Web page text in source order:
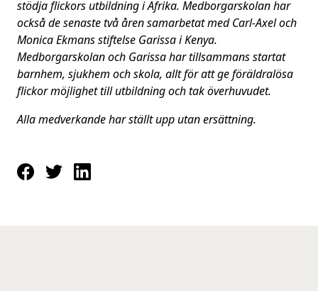
stödja flickors utbildning i Afrika. Medborgarskolan har
också de senaste två åren samarbetat med Carl-Axel och
Monica Ekmans stiftelse Garissa i Kenya.
Medborgarskolan och Garissa har tillsammans startat
barnhem, sjukhem och skola, allt för att ge föräldralösa
flickor möjlighet till utbildning och tak överhuvudet.
Alla medverkande har ställt upp utan ersättning.